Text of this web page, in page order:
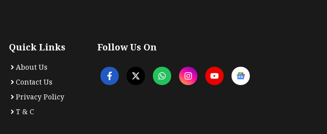
Quick Links
About Us
Contact Us
Privacy Policy
T & C
Follow Us On